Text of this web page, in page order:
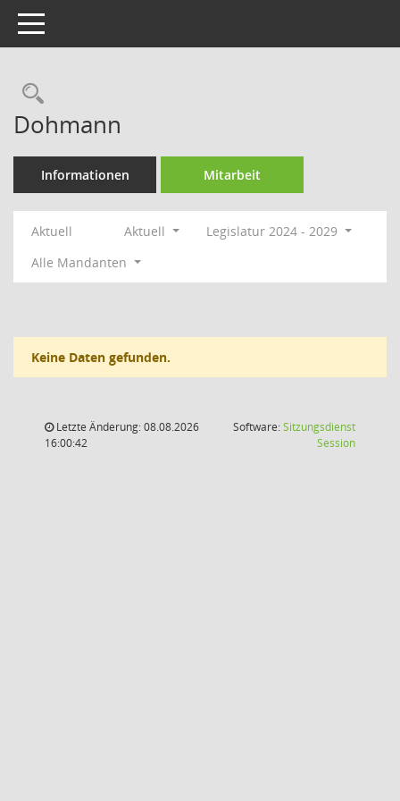
Toggle navigation
Rechercheauswahl
Dohmann
Informationen Mitarbeit
Aktuell Aktuell
Legislatur 2024 - 2029
Alle Mandanten
Keine Daten gefunden.
Letzte Änderung: 08.08.2026
16:00:42
Software:Sitzungsdienst
Session(Wird in